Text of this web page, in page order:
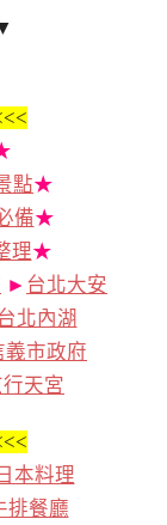
點★
備★
理★
► 台北大安
北內湖
義市政府
天宮
本料理
排餐廳